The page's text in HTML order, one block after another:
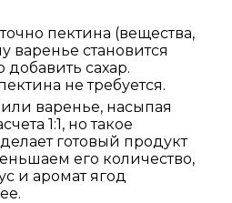
пектина (вещества,
варенье становится
добавить сахар.
не требуется.
варенье, насыпая
1:1, но такое
готовый продукт
его количество,
и аромат ягод